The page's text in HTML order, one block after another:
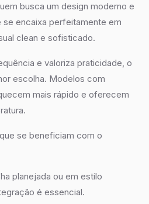
busca um design moderno e
se encaixa perfeitamente em
clean e sofisticado.
e valoriza praticidade, o
escolha. Modelos com
mais rápido e oferecem
se beneficiam com o
planejada ou em estilo
é essencial.